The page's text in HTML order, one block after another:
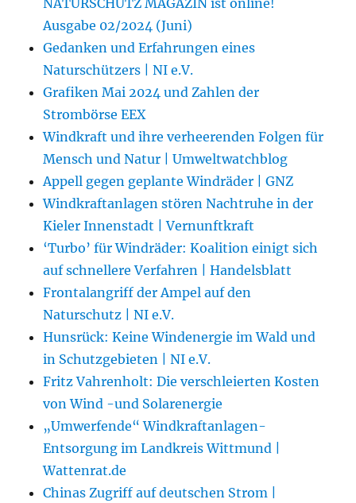
Ausgabe 02/2024 (Juni)
Gedanken und Erfahrungen eines
Naturschützers | NI e.V.
Grafiken Mai 2024 und Zahlen der
Strombörse EEX
Windkraft und ihre verheerenden Folgen für
Mensch und Natur | Umweltwatchblog
Appell gegen geplante Windräder | GNZ
Windkraftanlagen stören Nachtruhe in der
Kieler Innenstadt | Vernunftkraft
‘Turbo’ für Windräder: Koalition einigt sich
auf schnellere Verfahren | Handelsblatt
Frontalangriff der Ampel auf den
Naturschutz | NI e.V.
Hunsrück: Keine Windenergie im Wald und
in Schutzgebieten | NI e.V.
Fritz Vahrenholt: Die verschleierten Kosten
von Wind -und Solarenergie
„Umwerfende“ Windkraftanlagen-
Entsorgung im Landkreis Wittmund |
Wattenrat.de
Chinas Zugriff auf deutschen Strom |